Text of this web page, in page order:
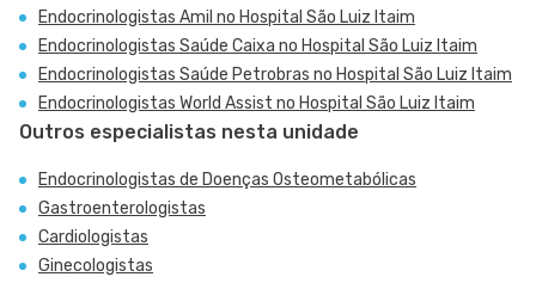
Endocrinologistas Amil no Hospital São Luiz Itaim
Endocrinologistas Saúde Caixa no Hospital São Luiz Itaim
Endocrinologistas Saúde Petrobras no Hospital São Luiz Itaim
Endocrinologistas World Assist no Hospital São Luiz Itaim
Outros especialistas nesta unidade
Endocrinologistas de Doenças Osteometabólicas
Gastroenterologistas
Cardiologistas
Ginecologistas